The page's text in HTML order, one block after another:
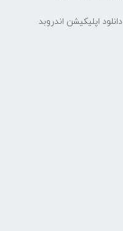
دانلود اپلیکیشن اندروبد